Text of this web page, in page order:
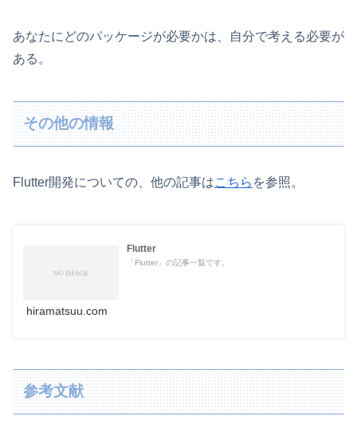
あなたにどのパッケージが必要かは、自分で考える必要が
ある。
その他の情報
Flutter開発についての、他の記事はこちら を参照。
Flutter
「Flutter」の記事一覧です。
hiramatsuu.com
参考文献